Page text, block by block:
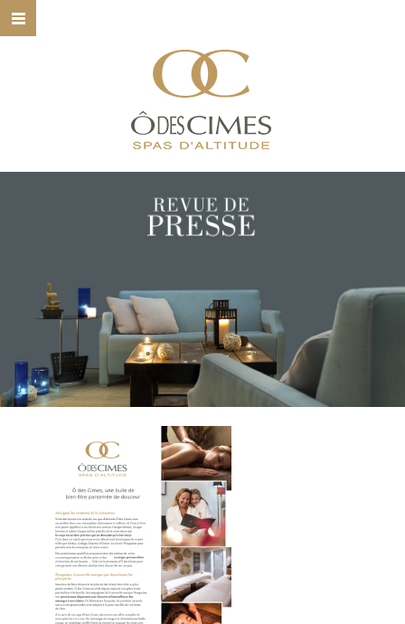
HOME
Ô DES CIMES
NOS SPAS
NOS MARQUES
CONTACT